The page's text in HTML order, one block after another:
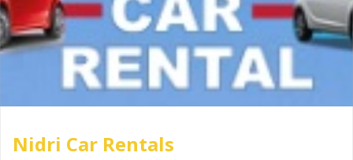
Nidri Car Rentals